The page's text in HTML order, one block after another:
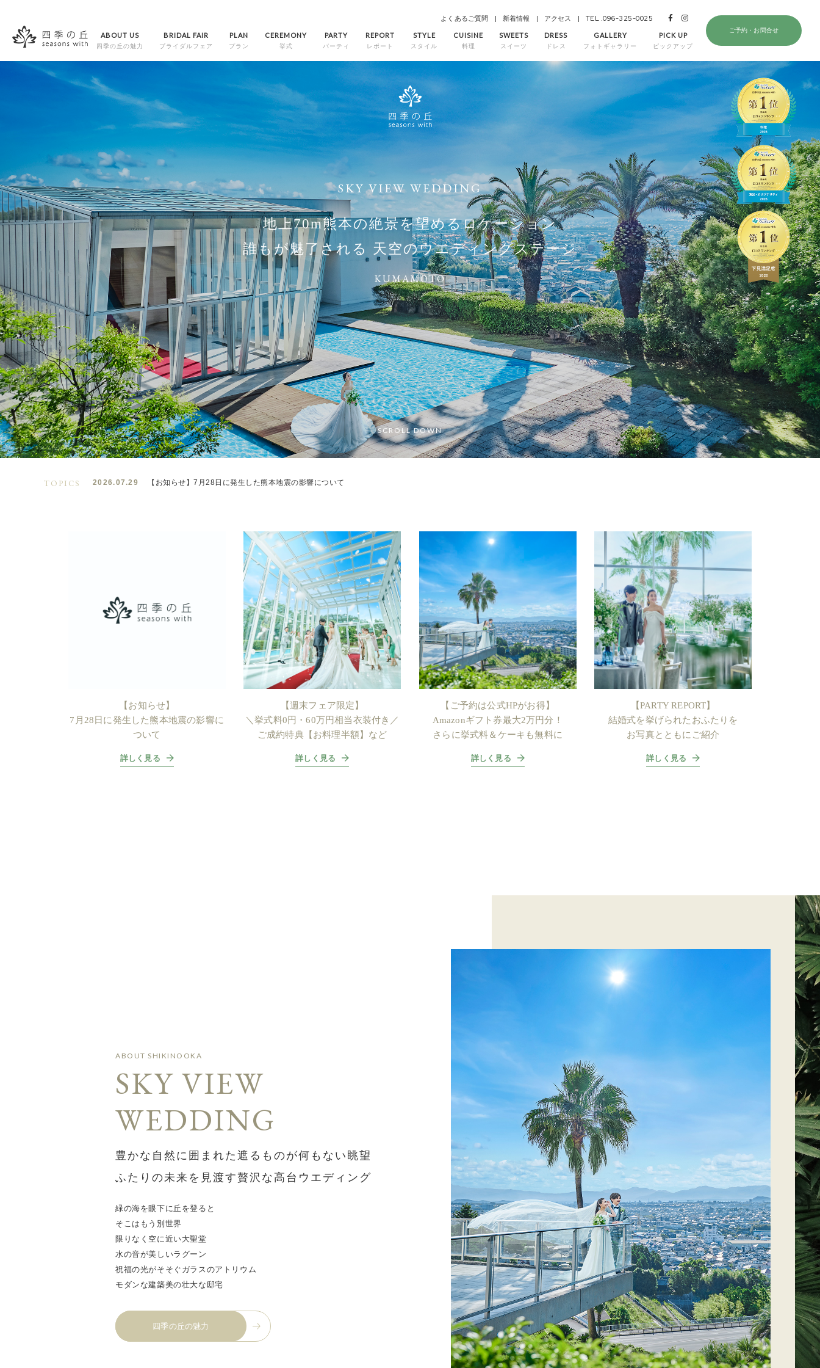
よくあるご質問 新着情報 アクセス TEL .096-325-0025
ABOUT US
四季の丘の魅力
BRIDAL FAIR
ブライダルフェア
PLAN
プラン
CEREMONY
挙式
PARTY
パーティ
REPORT
レポート
STYLE
スタイル
CUISINE
料理
SWEETS
スイーツ
DRESS
ドレス
GALLERY
フォトギャラリー
PICK UP
ピックアップ
ご予約・お問合せ
SKY VIEW WEDDING
地上70m熊本の絶景を望めるロケーション
誰もが魅了される 天空のウエディングステージ
KUMAMOTO
SCROLL DOWN
TOPICS 2026.07.29 【お知らせ】7月28日に発生した熊本地震の影響について
【お知らせ】
7月28日に発生した熊本地震の影響に
ついて
詳しく見る
【週末フェア限定】
＼挙式料0円・60万円相当衣装付き／
ご成約特典【お料理半額】など
詳しく見る
【ご予約は公式HPがお得】
Amazonギフト券最大2万円分！
さらに挙式料＆ケーキも無料に
詳しく見る
【PARTY REPORT】
結婚式を挙げられたおふたりを
お写真とともにご紹介
詳しく見る
ABOUT SHIKINOOKA
SKY VIEW
WEDDING
豊かな自然に囲まれた 遮るものが何もない眺望
ふたりの未来を見渡す贅沢な高台ウエディング
緑の海を眼下に丘を登ると
そこはもう別世界
限りなく空に近い大聖堂
水の音が美しいラグーン
祝福の光がそそぐガラスのアトリウム
モダンな建築美の壮大な邸宅
四季の丘の魅力